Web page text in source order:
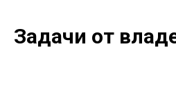
Задачи от